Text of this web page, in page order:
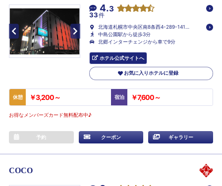
4.3
33件
北海道札幌市中央区南8条西4-289-141-
2
中島公園駅から徒歩3分
北郷インターチェンジから車で9分
ホテル公式サイトへ
お気に入りホテルに登録
休憩 ￥3,200～ 宿泊 ￥7,600～
お得なメンバーズカード無料配布中♪
予約 クーポン ギャラリー
COCO